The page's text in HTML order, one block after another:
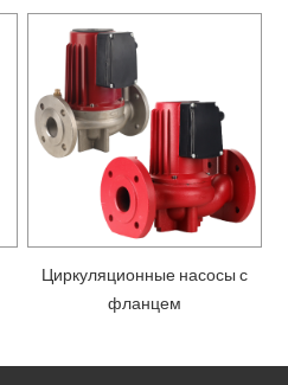
Циркуляционные насосы с
фланцем